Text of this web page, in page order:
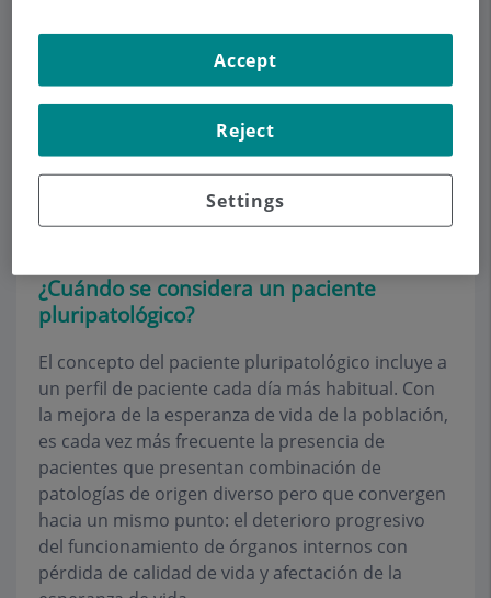
DescripciónServiciosEquipoContactoDatos de interés
Horario
Unidad del paciente
pluripatológico
¿Cuándo se considera un paciente
pluripatológico?
El concepto del paciente pluripatológico incluye a
un perfil de paciente cada día más habitual. Con
la mejora de la esperanza de vida de la población,
es cada vez más frecuente la presencia de
pacientes que presentan combinación de
patologías de origen diverso pero que convergen
hacia un mismo punto: el deterioro progresivo
del funcionamiento de órganos internos con
pérdida de calidad de vida y afectación de la
Settings
Reject
Accept